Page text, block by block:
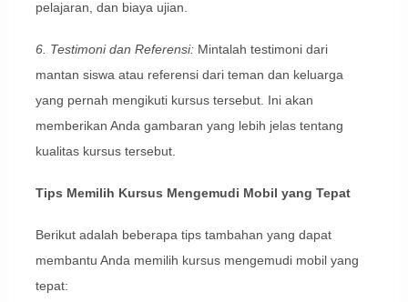
pelajaran, dan biaya ujian.
6. Testimoni dan Referensi:Mintalah testimoni dari
mantan siswa atau referensi dari teman dan keluarga
yang pernah mengikuti kursus tersebut. Ini akan
memberikan Anda gambaran yang lebih jelas tentang
kualitas kursus tersebut.
Tips Memilih Kursus Mengemudi Mobil yang Tepat
Berikut adalah beberapa tips tambahan yang dapat
membantu Anda memilih kursus mengemudi mobil yang
tepat: